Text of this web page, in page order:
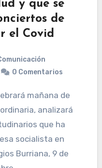
y que se
de
el Covid
0 Comentarios
analizará
que ha
socialista en
Burriana, 9 de